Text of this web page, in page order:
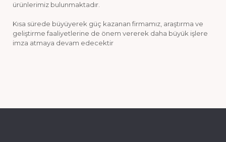
ürünlerimiz bulunmaktadır.
Kısa sürede büyüyerek güç kazanan firmamız, araştırma ve
geliştirme faaliyetlerine de önem vererek daha büyük işlere
imza atmaya devam edecektir